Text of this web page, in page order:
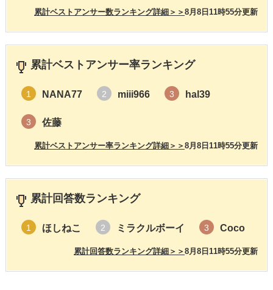
8月8日11時55分更新
累計ベストアンサー数ランキング詳細＞＞
累計ベストアンサー率ランキング
1 NANA77 2 miii966 3 hal39
3 佐藤
8月8日11時55分更新
累計ベストアンサー率ランキング詳細＞＞
累計回答数ランキング
1 ほしねこ 2 ミラクルボーイ 3 Coco
8月8日11時55分更新
累計回答数ランキング詳細＞＞